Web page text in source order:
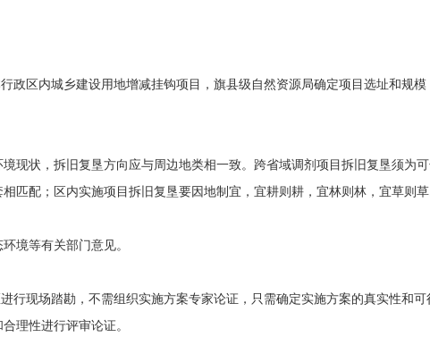
区内城乡建设用地增减挂钩项目，旗县级自然资源局确定项目选址和规模
现状，拆旧复垦方向应与周边地类相一致。跨省域调剂项目拆旧复垦须为可
匹配；区内实施项目拆旧复垦要因地制宜，宜耕则耕，宜林则林，宜草则草
境等有关部门意见。
行现场踏勘，不需组织实施方案专家论证，只需确定实施方案的真实性和可
理性进行评审论证。